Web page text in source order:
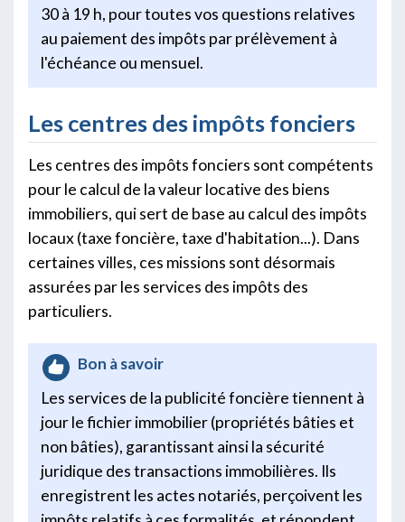
30 à 19 h, pour toutes vos questions relatives
au paiement des impôts par prélèvement à
l'échéance ou mensuel.
Les centres des impôts fonciers
Les centres des impôts fonciers sont compétents
pour le calcul de la valeur locative des biens
immobiliers, qui sert de base au calcul des impôts
locaux (taxe foncière, taxe d'habitation...). Dans
certaines villes, ces missions sont désormais
assurées par les services des impôts des
particuliers.
Bon à savoir
Les services de la publicité foncière tiennent à
jour le fichier immobilier (propriétés bâties et
non bâties), garantissant ainsi la sécurité
juridique des transactions immobilières. Ils
enregistrent les actes notariés, perçoivent les